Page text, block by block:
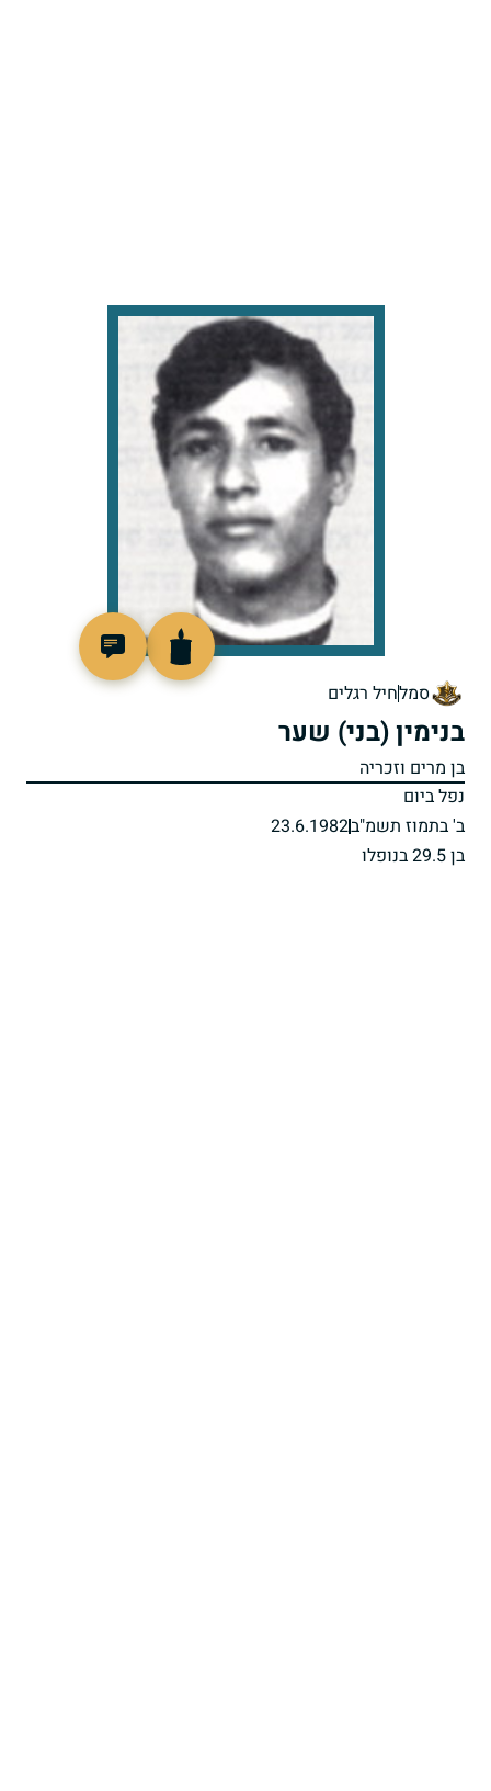
סמלחיל רגלים
בנימין (בני) שער
בן מרים וזכריה
נפל ביום
ב' בתמוז תשמ"ב23.6.1982
בן 29.5 בנופלו